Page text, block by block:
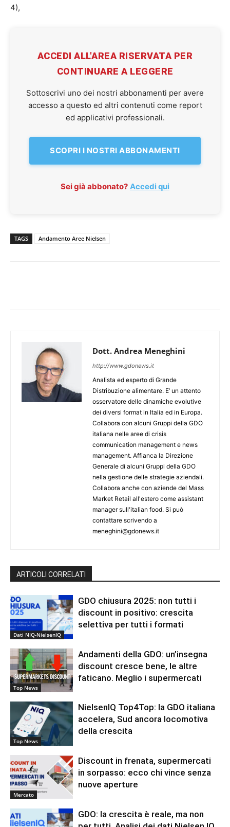
4),
ACCEDI ALL'AREA RISERVATA PER
CONTINUARE A LEGGERE
Sottoscrivi uno dei nostri abbonamenti per avere
accesso a questo ed altri contenuti come report
ed applicativi professionali.
SCOPRI I NOSTRI ABBONAMENTI
Sei già abbonato? Accedi qui
TAGS Andamento Aree Nielsen
Dott. Andrea Meneghini
http://www.gdonews.it
Analista ed esperto di Grande
Distribuzione alimentare. E’ un attento
osservatore delle dinamiche evolutive
dei diversi format in Italia ed in Europa.
Collabora con alcuni Gruppi della GDO
italiana nelle aree di crisis
communication management e news
management. Affianca la Direzione
Generale di alcuni Gruppi della GDO
nella gestione delle strategie aziendali.
Collabora anche con aziende del Mass
Market Retail all'estero come assistant
manager sull'italian food. Si può
contattare scrivendo a
meneghini@gdonews.it
ARTICOLI CORRELATI
Dati NIQ-NielsenIQ
GDO chiusura 2025: non tutti i
discount in positivo: crescita
selettiva per tutti i formati
Top News
Andamenti della GDO: un’insegna
discount cresce bene, le altre
faticano. Meglio i supermercati
Top News
NielsenIQ Top4Top: la GDO italiana
accelera, Sud ancora locomotiva
della crescita
Mercato
Discount in frenata, supermercati
in sorpasso: ecco chi vince senza
nuove aperture
GDO: la crescita è reale, ma non